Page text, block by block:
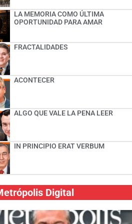
LA MEMORIA COMO ÚLTIMA
OPORTUNIDAD PARA AMAR
FRACTALIDADES
ACONTECER
ALGO QUE VALE LA PENA LEER
IN PRINCIPIO ERAT VERBUM
Digital